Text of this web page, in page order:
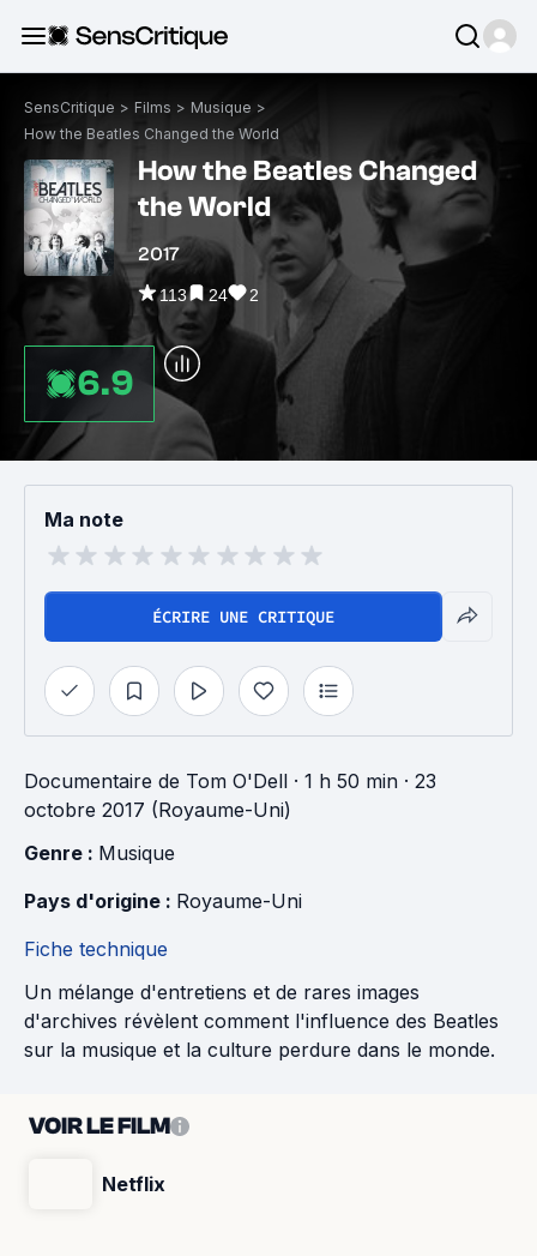
SensCritique > Films > Musique >
How the Beatles Changed the World
How the Beatles Changed
the World
2017
113 24 2
6.9
Ma note
ÉCRIRE UNE CRITIQUE
Documentaire de Tom O'Dell · 1 h 50 min · 23
octobre 2017 (Royaume-Uni)
Genre : Musique
Pays d'origine : Royaume-Uni
Fiche technique
Un mélange d'entretiens et de rares images
d'archives révèlent comment l'influence des Beatles
sur la musique et la culture perdure dans le monde.
VOIR LE FILM
Netflix